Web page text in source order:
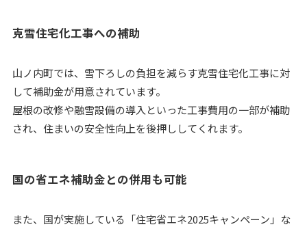
克雪住宅化工事への補助
山ノ内町では、雪下ろしの負担を減らす克雪住宅化工事に対
して補助金が用意されています。
屋根の改修や融雪設備の導入といった工事費用の一部が補助
され、住まいの安全性向上を後押ししてくれます。
国の省エネ補助金との併用も可能
また、国が実施している「住宅省エネ2025キャンペーン」な